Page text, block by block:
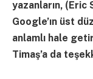
yazanların, (Eric
Google’ın üst
anlamlı hale
Timaş’a da